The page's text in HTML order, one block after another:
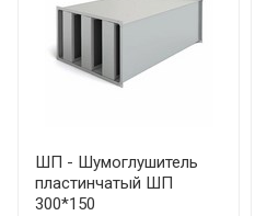
ШП - Шумоглушитель
пластинчатый ШП
300*150